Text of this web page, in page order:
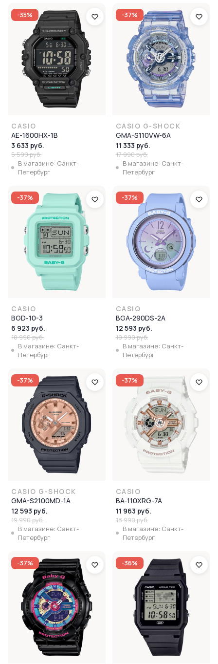
-35%
CASIO
AE-1600HX-1B
3 633 руб.
5 590 руб.
В магазине: Санкт-
Петербург
-37%
CASIO G-SHOCK
GMA-S110VW-6A
11 333 руб.
17 990 руб.
В магазине: Санкт-
Петербург
-37%
CASIO
BGD-10-3
6 923 руб.
10 990 руб.
В магазине: Санкт-
Петербург
-37%
CASIO
BGA-290DS-2A
12 593 руб.
19 990 руб.
В магазине: Санкт-
Петербург
-37%
CASIO G-SHOCK
GMA-S2100MD-1A
12 593 руб.
19 990 руб.
В магазине: Санкт-
Петербург
-37%
CASIO
BA-110XRG-7A
11 963 руб.
18 990 руб.
В магазине: Санкт-
Петербург
-37% -36%